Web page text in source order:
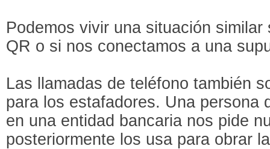
Podemos vivir una situación
QR o si nos conectamos a una
Las llamadas de teléfono también
para los estafadores. Una persona
en una entidad bancaria nos pide
posteriormente los usa para obrar